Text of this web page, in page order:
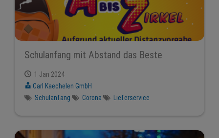
Schulanfang mit Abstand das Beste
1 Jan 2024
Carl Kaechelen GmbH
Schulanfang
Corona Lieferservice